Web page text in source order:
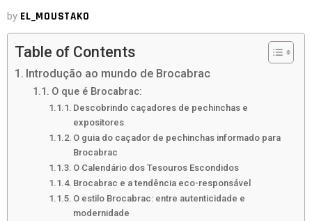
by EL_MOUSTAKO
Table of Contents
Introdução ao mundo de Brocabrac
O que é Brocabrac:
Descobrindo caçadores de pechinchas e
expositores
O guia do caçador de pechinchas informado para
Brocabrac
O Calendário dos Tesouros Escondidos
Brocabrac e a tendência eco-responsável
O estilo Brocabrac: entre autenticidade e
modernidade